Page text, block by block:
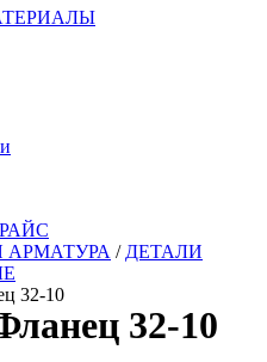
АРМАТУРА / ДЕТАЛИ
32-10
32-10